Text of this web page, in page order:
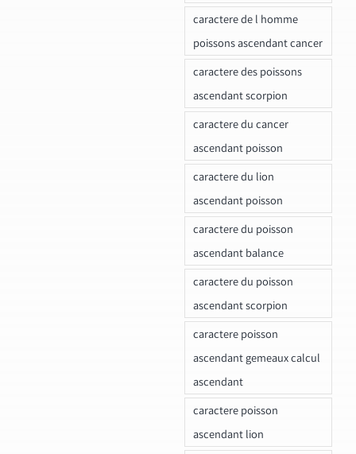
caractere de l homme
poissons ascendant cancer
caractere des poissons
ascendant scorpion
caractere du cancer
ascendant poisson
caractere du lion
ascendant poisson
caractere du poisson
ascendant balance
caractere du poisson
ascendant scorpion
caractere poisson
ascendant gemeaux calcul
ascendant
caractere poisson
ascendant lion